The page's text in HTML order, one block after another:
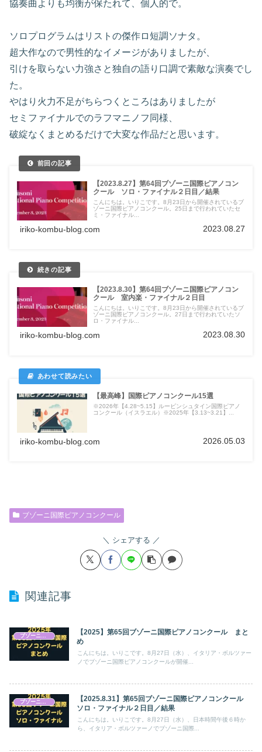
協奏曲よりも均衡が保たれて、個人的で。
ソロプログラムはリストの傑作ロ短調ソナタ。
超大作なので男性的なイメージがありましたが、
引けを取らない力強さと独自の語り口調で素敵な演奏でし
た。
やはり火力不足がちらつくところはありましたが
セミファイナルでのラフマニノフ同様、
破綻なくまとめるだけで大変な作品だと思います。
【2023.8.27】第64回ブゾーニ国際ピアノコン
クール ソロ・ファイナル２日目／結果
こんにちは。いりこです。8月23日から開催されているブ
ゾーニ国際ピアノコンクール。25日まで行われていたセ
ミ・ファイナル...
iriko-kombu-blog.com 2023.08.27
【2023.8.30】第64回ブゾーニ国際ピアノコン
クール 室内楽・ファイナル２日目
こんにちは。いりこです。8月23日から開催されているブ
ゾーニ国際ピアノコンクール。27日まで行われていたソ
ロ・ファイナル...
iriko-kombu-blog.com 2023.08.30
【最高峰】国際ピアノコンクール15選
※2026年【4.28~5.15】ルービンシュタイン国際ピアノ
コンクール（イスラエル）※2025年【3.13~3.21】...
iriko-kombu-blog.com 2026.05.03
ブゾーニ国際ピアノコンクール
シェアする
関連記事
【2025】第65回ブゾーニ国際ピアノコンクール まと
め
こんにちは。いりこです。8月27日（水）、イタリア・ボルツァー
ノでブゾーニ国際ピアノコンクールが開催...
ブゾーニ国際ピアノコンクール
【2025.8.31】第65回ブゾーニ国際ピアノコンクール
ソロ・ファイナル２日目／結果
こんにちは。いりこです。8月27日（水）、日本時間午後６時か
ら、イタリア・ボルツァーノでブゾーニ国際...